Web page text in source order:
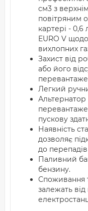
см3 з
повітряним
картері - 0,6
EURO V
вихлопних
Захист від
або його
Легкий
Альтернатор
пускову
Наявність
дозволяє
до
Паливний
бензину.
Споживання
залежать